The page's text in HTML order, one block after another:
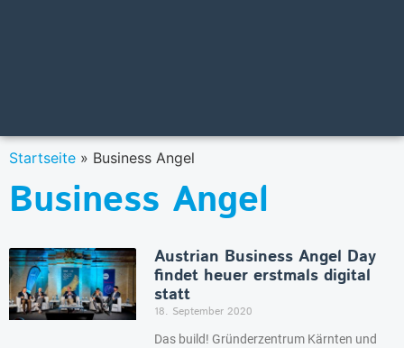
Startseite » Business Angel
Business Angel
Austrian Business Angel Day
findet heuer erstmals digital
statt
18. September 2020
Das build! Gründerzentrum Kärnten und